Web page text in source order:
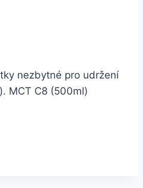
nezbytné pro udržení
MCT C8 (500ml)